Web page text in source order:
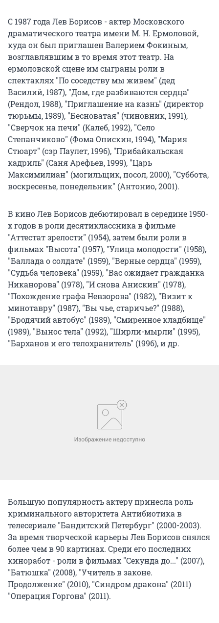
С 1987 года Лев Борисов - актер Московского
драматического театра имени М. Н. Ермоловой,
куда он был приглашен Валерием Фокиным,
возглавлявшим в то время этот театр. На
ермоловской сцене им сыграны роли в
спектаклях "По соседству мы живем" (дед
Василий, 1987), "Дом, где разбиваются сердца"
(Рендол, 1988), "Приглашение на казнь" (директор
тюрьмы, 1989), "Бесноватая" (чиновник, 1991),
"Сверчок на печи" (Калеб, 1992), "Село
Степанчиково" (Фома Опискин, 1994), "Мария
Стюарт" (сэр Паулет, 1996), "Прибайкальская
кадриль" (Саня Арефьев, 1999), "Царь
Максимилиан" (могильщик, посол, 2000), "Суббота,
воскресенье, понедельник" (Антонио, 2001).
В кино Лев Борисов дебютировал в середине 1950-
х годов в роли десятиклассника в фильме
"Аттестат зрелости" (1954), затем были роли в
фильмах "Высота" (1957), "Улица молодости" (1958),
"Баллада о солдате" (1959), "Верные сердца" (1959),
"Судьба человека" (1959), "Вас ожидает гражданка
Никанорова" (1978), "И снова Анискин" (1978),
"Похождение графа Невзорова" (1982), "Визит к
минотавру" (1987), "Вы чье, старичье?" (1988),
"Бродячий автобус" (1989), "Смиренное кладбище"
(1989), "Вынос тела" (1992), "Ширли-мырли" (1995),
"Барханов и его телохранитель" (1996), и др.
Большую популярность актеру принесла роль
криминального авторитета Антибиотика в
телесериале "Бандитский Петербург" (2000-2003).
За время творческой карьеры Лев Борисов снялся
более чем в 90 картинах. Среди его последних
киноработ - роли в фильмах "Секунда до..." (2007),
"Батюшка" (2008), "Учитель в законе.
Продолжение" (2010), "Синдром дракона" (2011)
"Операция Горгона" (2011).